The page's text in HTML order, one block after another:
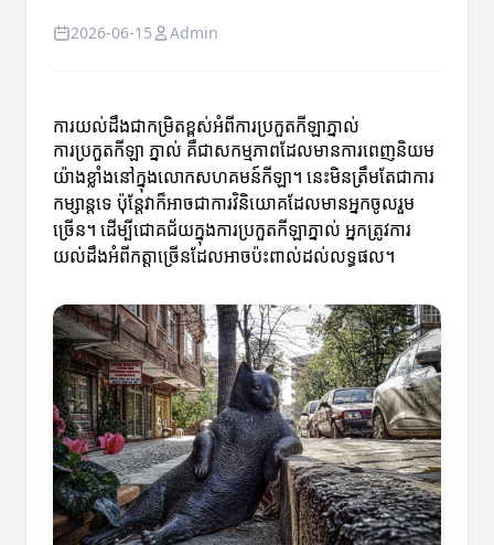
2026-06-15 Admin
ការយល់ដឹងជាកម្រិតខ្ពស់អំពីការប្រកួតកីឡាភ្នាល់
ការប្រកួតកីឡា ភ្នាល់ គឺជាសកម្មភាពដែលមានការពេញនិយម
យ៉ាងខ្លាំងនៅក្នុងលោកសហគមន៍កីឡា។ នេះមិនត្រឹមតែជាការ
កម្សាន្តទេ ប៉ុន្តែវាក៏អាចជាការវិនិយោគដែលមានអ្នកចូលរួម
ច្រើន។ ដើម្បីជោគជ័យក្នុងការប្រកួតកីឡាភ្នាល់ អ្នកត្រូវការ
យល់ដឹងអំពីកត្តាច្រើនដែលអាចប៉ះពាល់ដល់លទ្ធផល។